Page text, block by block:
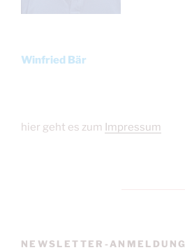
Winfried Bär
hier geht es zum Impressum
NEWSLETTER-ANMELDUNG